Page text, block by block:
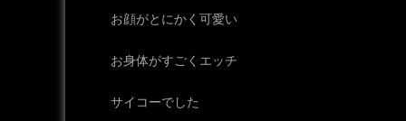
お顔がとにかく可愛い
お身体がすごくエッチ
サイコーでした